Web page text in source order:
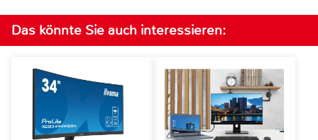
Das könnte Sie auch interessieren: